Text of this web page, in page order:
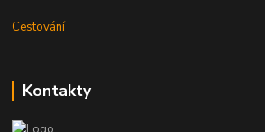
Cestování
Kontakty